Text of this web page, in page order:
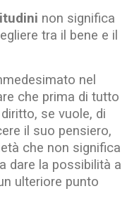
non significa
tra il bene e il
nel
che prima di tutto
se vuole, di
il suo pensiero,
che non significa
dare la possibilità a
ulteriore punto